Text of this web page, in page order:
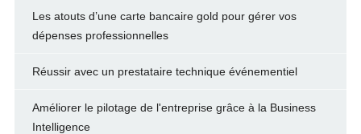
Les atouts d’une carte bancaire gold pour gérer vos
dépenses professionnelles
Réussir avec un prestataire technique événementiel
Améliorer le pilotage de l'entreprise grâce à la Business
Intelligence